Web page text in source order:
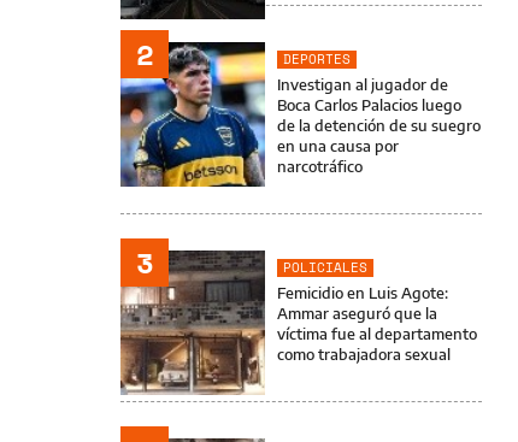
2
DEPORTES
Investigan al jugador de
Boca Carlos Palacios luego
de la detención de su suegro
en una causa por
narcotráfico
3
POLICIALES
Femicidio en Luis Agote:
Ammar aseguró que la
víctima fue al departamento
como trabajadora sexual